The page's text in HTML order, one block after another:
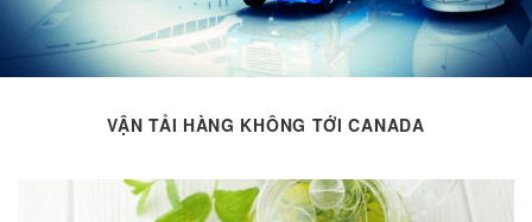
VẬN TẢI HÀNG KHÔNG TỚI CANADA